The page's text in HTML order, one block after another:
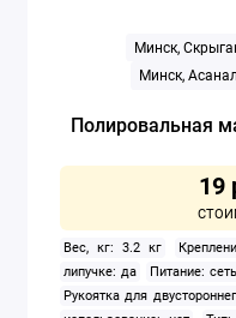
Минск,
Минск,
Полировальная
19
Вес, кг: 3.2 кг
липучке: да
Питание: сеть
Рукоятка для